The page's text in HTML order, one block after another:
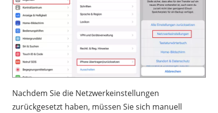
Nachdem Sie die Netzwerkeinstellungen
zurückgesetzt haben, müssen Sie sich manuell